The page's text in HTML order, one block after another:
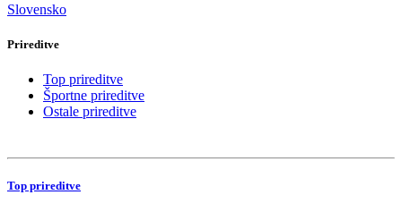
Slovensko
Prireditve
Top prireditve
Športne prireditve
Ostale prireditve
Top prireditve